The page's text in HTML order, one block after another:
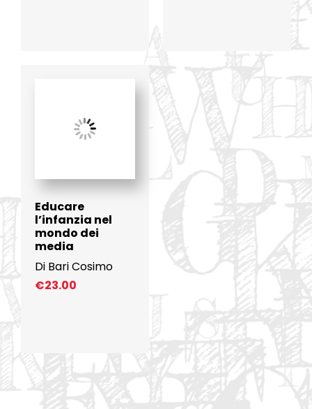
Educare
l’infanzia nel
mondo dei
media
Di Bari Cosimo
€23.00